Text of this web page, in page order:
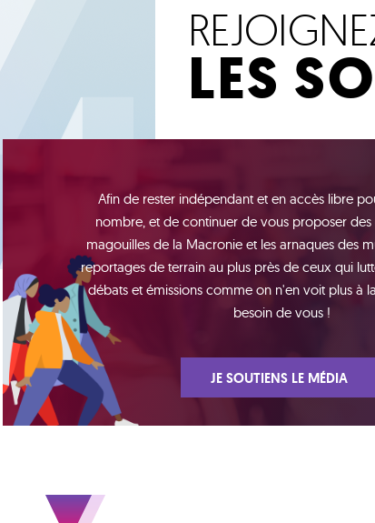
LES
Afin de rester indépendant et en accès libre
nombre, et de continuer de vous proposer des
magouilles de la Macronie et les arnaques des
reportages de terrain au plus près de ceux qui
débats et émissions comme on n'en voit plus à
besoin de vous !
JE SOUTIENS LE MÉDIA